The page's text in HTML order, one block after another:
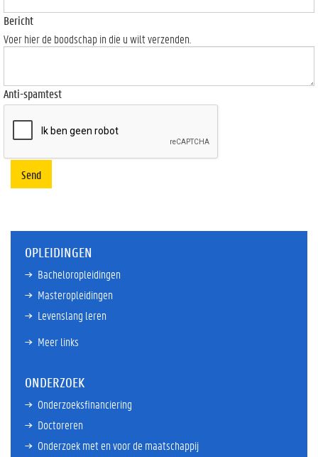
Bericht
Voer hier de boodschap in die u wilt verzenden.
Anti-spamtest
Send
OPLEIDINGEN
Bacheloropleidingen
Masteropleidingen
Levenslang leren
Meer links
ONDERZOEK
Onderzoeksfinanciering
Doctoreren
Onderzoek met en voor de maatschappij